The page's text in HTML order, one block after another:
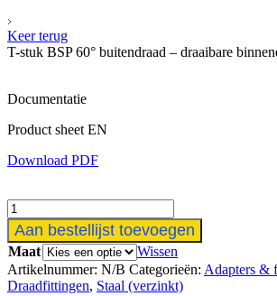
Keer terug
T-stuk BSP 60° buitendraad – draaibare
Documentatie
Product sheet EN
Download PDF
T-
stuk
BSP
60°
buitendraad
-
Aan bestellijst toevoegen
Maat
Wissen
Artikelnummer: N/B Categorieën: Adapters &
Draadfittingen, Staal (verzinkt)